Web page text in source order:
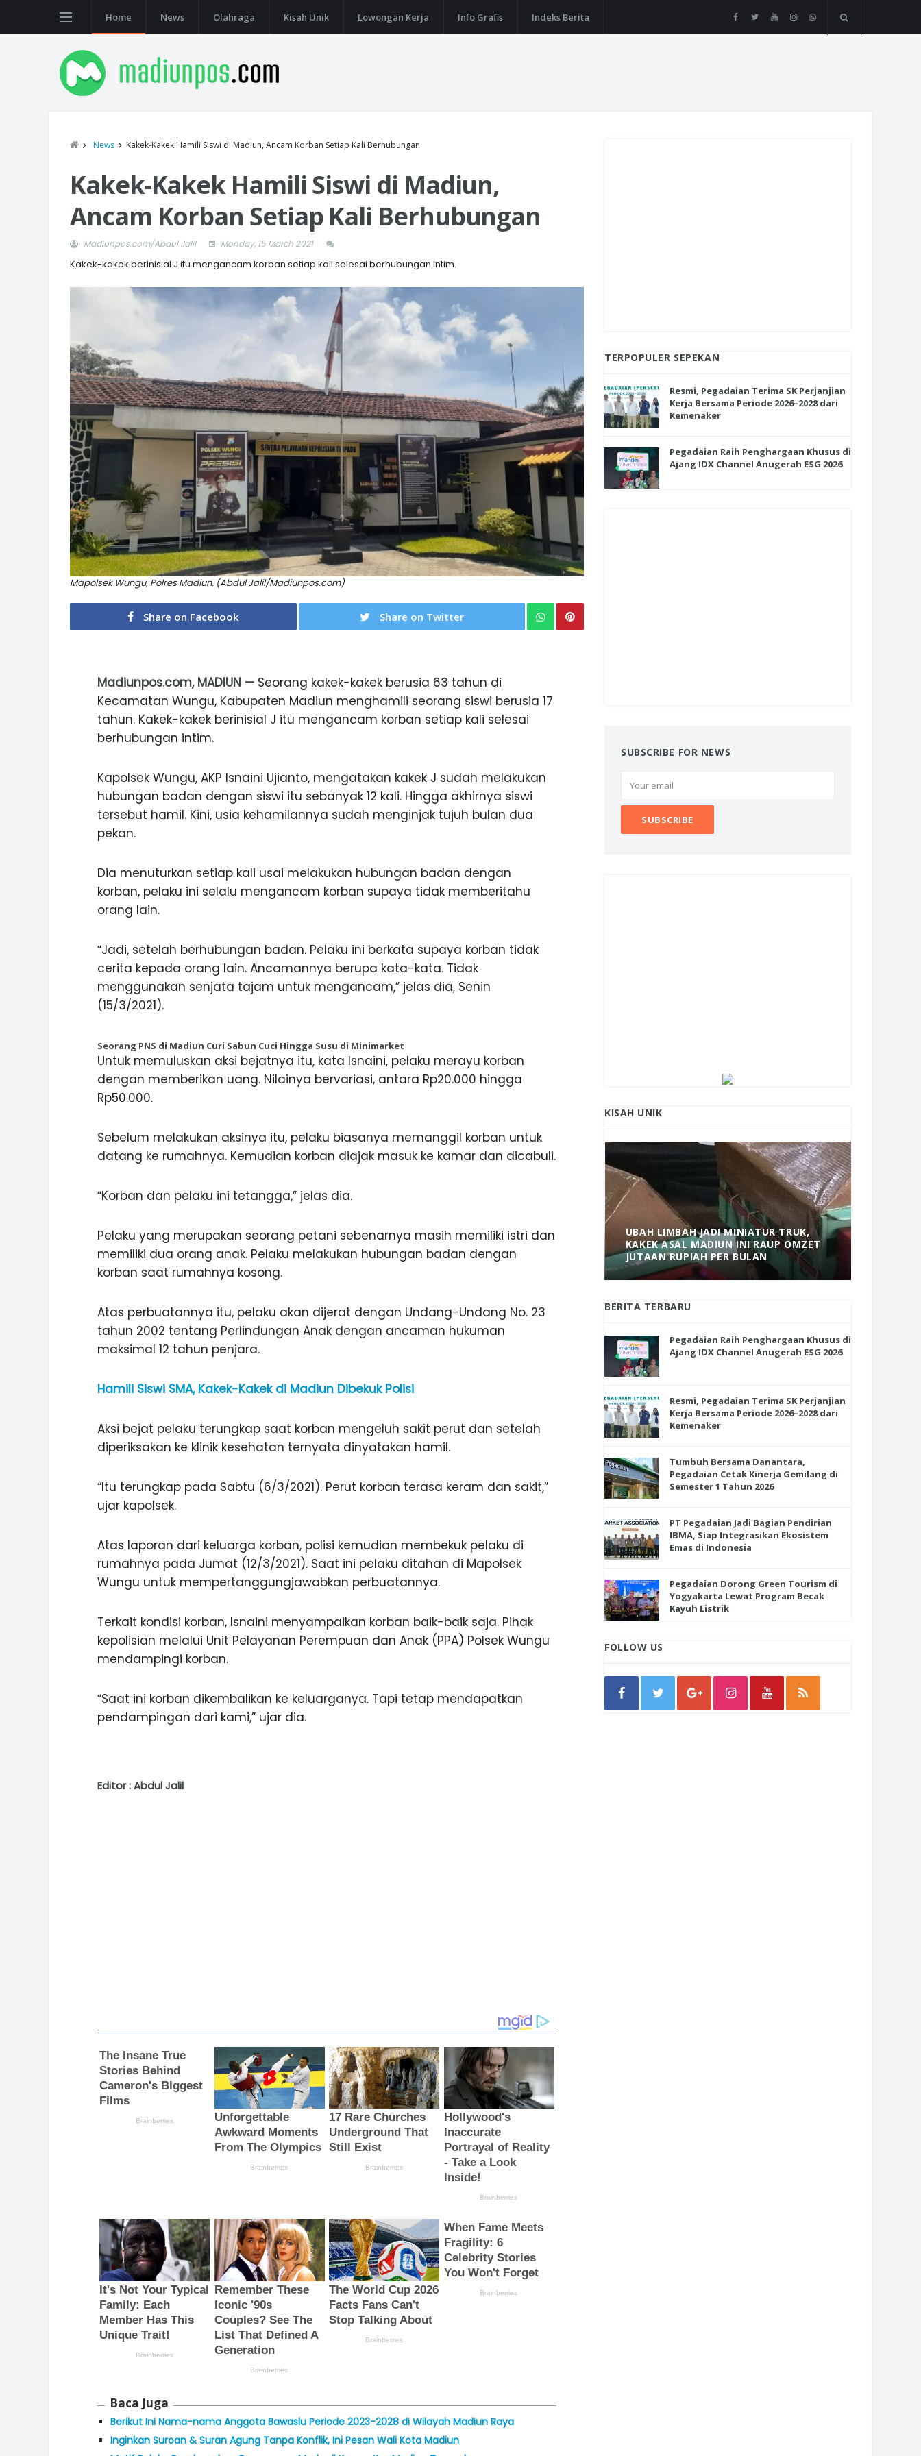
Home News Olahraga Kisah Unik Lowongan Kerja Info Grafis Indeks Berita
News Kakek-Kakek Hamili Siswi di Madiun, Ancam Korban Setiap Kali Berhubungan
Kakek-Kakek Hamili Siswi di Madiun,
Ancam Korban Setiap Kali Berhubungan
Madiunpos.com/Abdul Jalil Monday, 15 March 2021
Kakek-kakek berinisial J itu mengancam korban setiap kali selesai berhubungan intim.
Mapolsek Wungu, Polres Madiun. (Abdul Jalil/Madiunpos.com)
Share on Facebook Share on Twitter
Madiunpos.com, MADIUN — Seorang kakek-kakek berusia 63 tahun di
Kecamatan Wungu, Kabupaten Madiun menghamili seorang siswi berusia 17
tahun. Kakek-kakek berinisial J itu mengancam korban setiap kali selesai
berhubungan intim.
Kapolsek Wungu, AKP Isnaini Ujianto, mengatakan kakek J sudah melakukan
hubungan badan dengan siswi itu sebanyak 12 kali. Hingga akhirnya siswi
tersebut hamil. Kini, usia kehamilannya sudah menginjak tujuh bulan dua
pekan.
Dia menuturkan setiap kali usai melakukan hubungan badan dengan
korban, pelaku ini selalu mengancam korban supaya tidak memberitahu
orang lain.
“Jadi, setelah berhubungan badan. Pelaku ini berkata supaya korban tidak
cerita kepada orang lain. Ancamannya berupa kata-kata. Tidak
menggunakan senjata tajam untuk mengancam,” jelas dia, Senin
(15/3/2021).
Seorang PNS di Madiun Curi Sabun Cuci Hingga Susu di Minimarket
Untuk memuluskan aksi bejatnya itu, kata Isnaini, pelaku merayu korban
dengan memberikan uang. Nilainya bervariasi, antara Rp20.000 hingga
Rp50.000.
Sebelum melakukan aksinya itu, pelaku biasanya memanggil korban untuk
datang ke rumahnya. Kemudian korban diajak masuk ke kamar dan dicabuli.
“Korban dan pelaku ini tetangga,” jelas dia.
Pelaku yang merupakan seorang petani sebenarnya masih memiliki istri dan
memiliki dua orang anak. Pelaku melakukan hubungan badan dengan
korban saat rumahnya kosong.
Atas perbuatannya itu, pelaku akan dijerat dengan Undang-Undang No. 23
tahun 2002 tentang Perlindungan Anak dengan ancaman hukuman
maksimal 12 tahun penjara.
Hamili Siswi SMA, Kakek-Kakek di Madiun Dibekuk Polisi
Aksi bejat pelaku terungkap saat korban mengeluh sakit perut dan setelah
diperiksakan ke klinik kesehatan ternyata dinyatakan hamil.
“Itu terungkap pada Sabtu (6/3/2021). Perut korban terasa keram dan sakit,”
ujar kapolsek.
Atas laporan dari keluarga korban, polisi kemudian membekuk pelaku di
rumahnya pada Jumat (12/3/2021). Saat ini pelaku ditahan di Mapolsek
Wungu untuk mempertanggungjawabkan perbuatannya.
Terkait kondisi korban, Isnaini menyampaikan korban baik-baik saja. Pihak
kepolisian melalui Unit Pelayanan Perempuan dan Anak (PPA) Polsek Wungu
mendampingi korban.
“Saat ini korban dikembalikan ke keluarganya. Tapi tetap mendapatkan
pendampingan dari kami,” ujar dia.
Editor : Abdul Jalil
Baca Juga
Berikut Ini Nama-nama Anggota Bawaslu Periode 2023-2028 di Wilayah Madiun Raya
Inginkan Suroan & Suran Agung Tanpa Konflik, Ini Pesan Wali Kota Madiun
TERPOPULER SEPEKAN
Resmi, Pegadaian Terima SK Perjanjian
Kerja Bersama Periode 2026–2028 dari
Kemenaker
Pegadaian Raih Penghargaan Khusus di
Ajang IDX Channel Anugerah ESG 2026
SUBSCRIBE FOR NEWS
KISAH UNIK
MANIS, LEGIT, DAN PAHIT, NIKMATNYA
DURIAN SEGULUNG MADIUN
ANAK-ANAK BOJONEGORO DAN
NGANJUK SEKOLAH DI SMPN SARADAN
SEJAK 1996
UBAH LIMBAH JADI MINIATUR TRUK,
KAKEK ASAL MADIUN INI RAUP OMZET
JUTAAN RUPIAH PER BULAN
BERITA TERBARU
Pegadaian Raih Penghargaan Khusus di
Ajang IDX Channel Anugerah ESG 2026
Resmi, Pegadaian Terima SK Perjanjian
Kerja Bersama Periode 2026–2028 dari
Kemenaker
Tumbuh Bersama Danantara,
Pegadaian Cetak Kinerja Gemilang di
Semester 1 Tahun 2026
PT Pegadaian Jadi Bagian Pendirian
IBMA, Siap Integrasikan Ekosistem
Emas di Indonesia
Pegadaian Dorong Green Tourism di
Yogyakarta Lewat Program Becak
Kayuh Listrik
FOLLOW US